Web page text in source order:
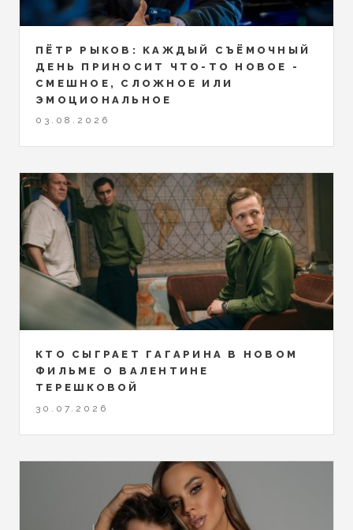
ПЁТР РЫКОВ: КАЖДЫЙ СЪЁМОЧНЫЙ
ДЕНЬ ПРИНОСИТ ЧТО-ТО НОВОЕ -
СМЕШНОЕ, СЛОЖНОЕ ИЛИ
ЭМОЦИОНАЛЬНОЕ
03.08.2026
КТО СЫГРАЕТ ГАГАРИНА В НОВОМ
ФИЛЬМЕ О ВАЛЕНТИНЕ
ТЕРЕШКОВОЙ
30.07.2026